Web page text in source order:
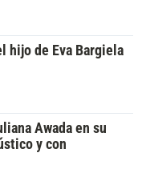
hijo de Eva Bargiela
Awada en su
y con